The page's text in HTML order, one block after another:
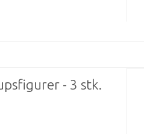
- 3 stk.